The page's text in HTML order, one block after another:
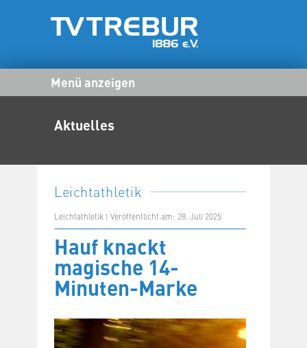
Menü anzeigen
Aktuelles
Leichtathletik
Leichtathletik | Veröffentlicht am: 28. Juli 2025
Hauf knackt
magische 14-
Minuten-Marke